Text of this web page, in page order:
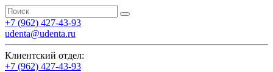
+7 (962) 427-43-93
udenta@udenta.ru
Клиентский отдел:
+7 (962) 427-43-93